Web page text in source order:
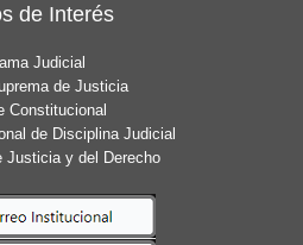
de Interés
Judicial
de Justicia
Constitucional
de Disciplina Judicial
Justicia y del Derecho